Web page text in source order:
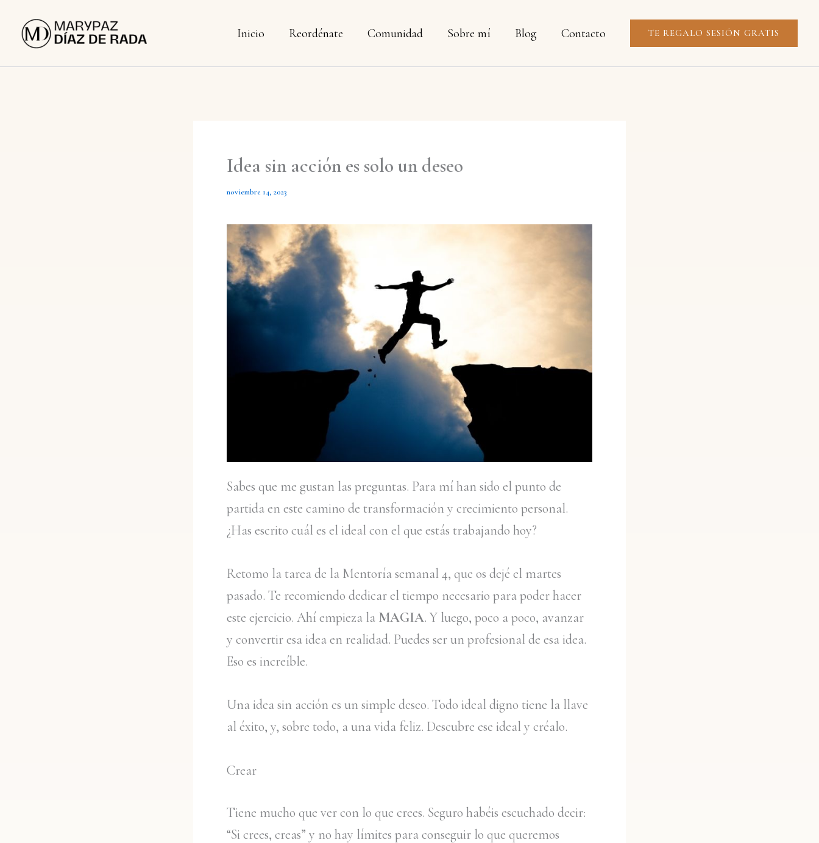
Inicio Reordénate Comunidad Sobre mí Blog Contacto TE REGALO SESIÓN GRATIS
Idea sin acción es solo un deseo
noviembre 14, 2023
Sabes que me gustan las preguntas. Para mí han sido el punto de
partida en este camino de transformación y crecimiento personal.
¿Has escrito cuál es el ideal con el que estás trabajando hoy?
Retomo la tarea de la Mentoría semanal 4, que os dejé el martes
pasado. Te recomiendo dedicar el tiempo necesario para poder hacer
este ejercicio. Ahí empieza la MAGIA. Y luego, poco a poco, avanzar
y convertir esa idea en realidad. Puedes ser un profesional de esa idea.
Eso es increíble.
Una idea sin acción es un simple deseo. Todo ideal digno tiene la llave
al éxito, y, sobre todo, a una vida feliz. Descubre ese ideal y créalo.
Crear
Tiene mucho que ver con lo que crees. Seguro habéis escuchado decir:
“Si crees, creas” y no hay límites para conseguir lo que queremos